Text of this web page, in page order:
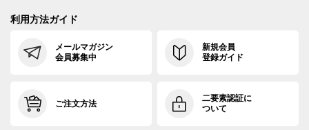
利用方法ガイド
メールマガジン
会員募集中
新規会員
登録ガイド
ご注文方法
二要素認証に
ついて